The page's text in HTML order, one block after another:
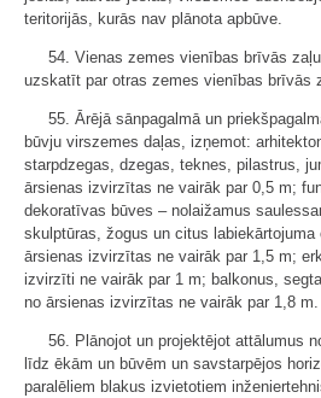
teritorijās, kurās nav plānota apbūve.
54. Vienas zemes vienības brīvās
uzskatīt par otras zemes vienības brīvās
55. Ārējā sānpagalmā un
būvju virszemes daļas, izņemot:
starpdzegas, dzegas, teknes, pilastrus,
ārsienas izvirzītas ne vairāk par 0,5 m;
dekoratīvas būves – nolaižamus
skulptūras, žogus un citus
ārsienas izvirzītas ne vairāk par 1,5 m;
izvirzīti ne vairāk par 1 m; balkonus,
no ārsienas izvirzītas ne vairāk par 1,8 m.
56. Plānojot un projektējot attālumus
līdz ēkām un būvēm un savstarpējos
paralēliem blakus izvietotiem